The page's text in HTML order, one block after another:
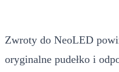
Zwroty do NeoLED
oryginalne pudełko i